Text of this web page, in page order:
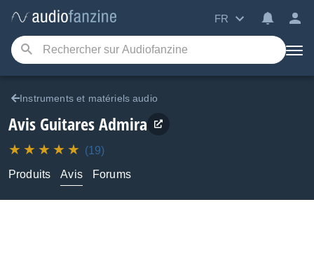
FR
Instruments et matériels audio
Avis Guitares Admira
(19)
Produits
Avis Forums